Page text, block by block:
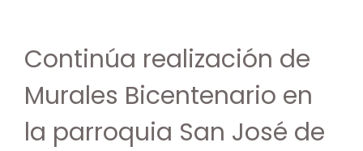
Continúa realización de
Murales Bicentenario en
la parroquia San José de